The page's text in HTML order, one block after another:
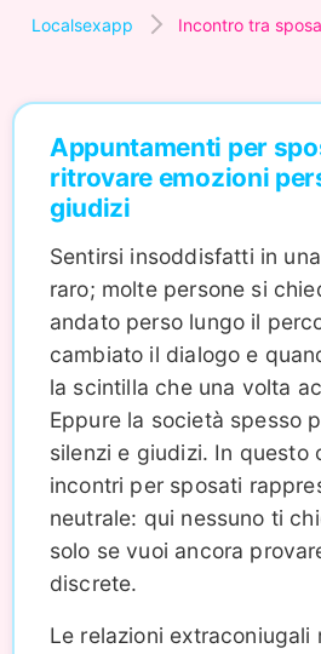
Localsexapp Incontro tra
Appuntamenti per
ritrovare emozioni
giudizi
Sentirsi insoddisfatti in
raro; molte persone si
andato perso lungo il
cambiato il dialogo e
la scintilla che una volta
Eppure la società spesso
silenzi e giudizi. In questo
incontri per sposati
neutrale: qui nessuno ti
solo se vuoi ancora
discrete.
Le relazioni extraconiugali